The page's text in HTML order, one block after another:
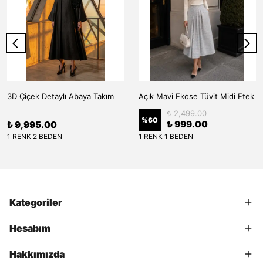
3D Çiçek Detaylı Abaya Takım
₺ 9,995.00
1 RENK 2 BEDEN
Açık Mavi Ekose Tüvit Midi Etek
%60
₺ 2,499.00
₺ 999.00
1 RENK 1 BEDEN
Kategoriler
Hesabım
Hakkımızda